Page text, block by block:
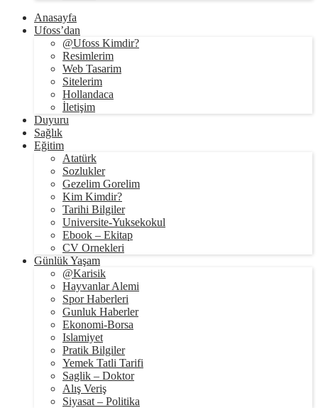
Anasayfa
Ufoss’dan
@Ufoss Kimdir?
Resimlerim
Web Tasarim
Sitelerim
Hollandaca
İletişim
Duyuru
Sağlık
Eğitim
Atatürk
Sozlukler
Gezelim Gorelim
Kim Kimdir?
Tarihi Bilgiler
Universite-Yuksekokul
Ebook – Ekitap
CV Ornekleri
Günlük Yaşam
@Karisik
Hayvanlar Alemi
Spor Haberleri
Gunluk Haberler
Ekonomi-Borsa
Islamiyet
Pratik Bilgiler
Yemek Tatli Tarifi
Saglik – Doktor
Alış Veriş
Siyasat – Politika